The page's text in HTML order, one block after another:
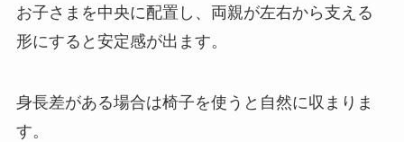
お子さまを中央に配置し、両親が左右から支える
形にすると安定感が出ます。
身長差がある場合は椅子を使うと自然に収まりま
す。